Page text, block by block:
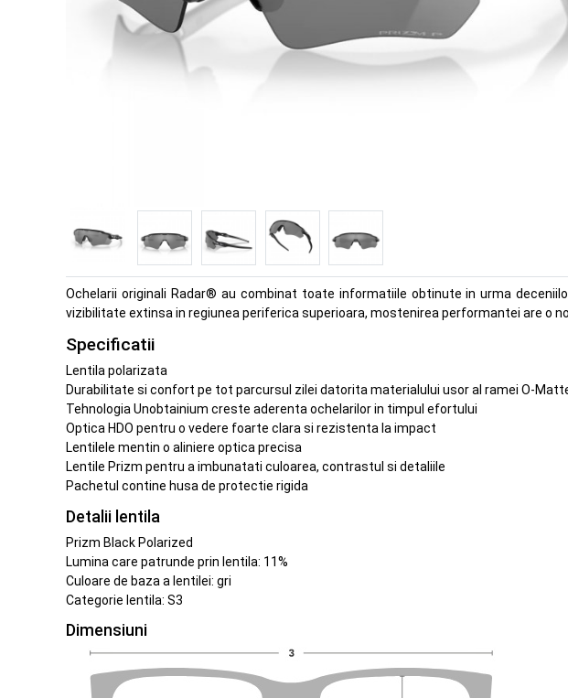
Ochelarii originali Radar® au combinat toate informatiile obtinute in urma
vizibilitate extinsa in regiunea periferica superioara, mostenirea performantei are o
Specificatii
Lentila polarizata
Durabilitate si confort pe tot parcursul zilei datorita materialului usor al ramei O-
Tehnologia Unobtainium creste aderenta ochelarilor in timpul efortului
Optica HDO pentru o vedere foarte clara si rezistenta la impact
Lentilele mentin o aliniere optica precisa
Lentile Prizm pentru a imbunatati culoarea, contrastul si detaliile
Pachetul contine husa de protectie rigida
Detalii lentila
Prizm Black Polarized
Lumina care patrunde prin lentila: 11%
Culoare de baza a lentilei: gri
Categorie lentila: S3
Dimensiuni